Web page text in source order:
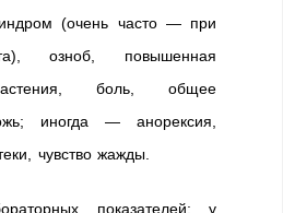
(очень часто — при
озноб, повышенная
астения, боль, общее
иногда — анорексия,
чувство жажды.
показателей: у